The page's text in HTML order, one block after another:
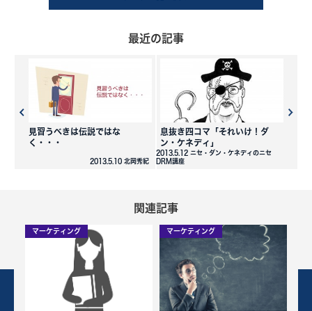
最近の記事
見習うべきは伝説ではな
く・・・
2013.5.10 北岡秀紀
息抜き四コマ「それいけ！ダ
ン・ケネディ」
2013.5.12 ニセ・ダン・ケネディのニセ
DRM講座
関連記事
マーケティング マーケティング